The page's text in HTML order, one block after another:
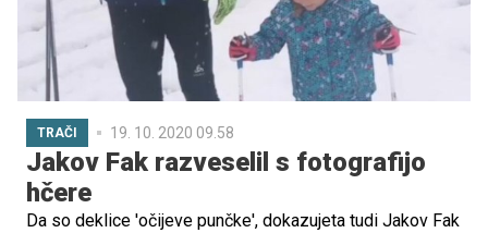
TRAČI 19. 10. 2020 09.58
Jakov Fak razveselil s fotografijo
hčere
Da so deklice 'očijeve punčke', dokazujeta tudi Jakov Fak